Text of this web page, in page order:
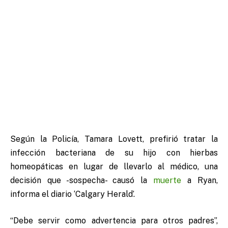
Según la Policía, Tamara Lovett, prefirió tratar la
infección bacteriana de su hijo con hierbas
homeopáticas en lugar de llevarlo al médico, una
decisión que -sospecha- causó la muerte a Ryan,
informa el diario ‘Calgary Herald’.
“Debe servir como advertencia para otros padres”,